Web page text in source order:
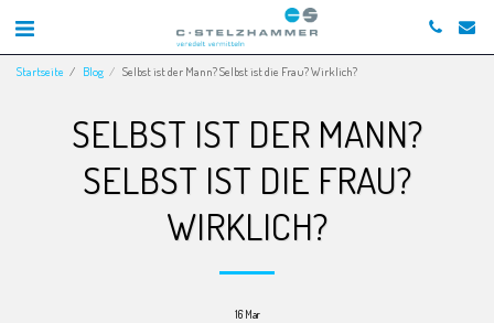
Startseite Blog Selbst ist der Mann? Selbst ist die Frau? Wirklich?
SELBST IST DER MANN?
SELBST IST DIE FRAU?
WIRKLICH?
16Mar